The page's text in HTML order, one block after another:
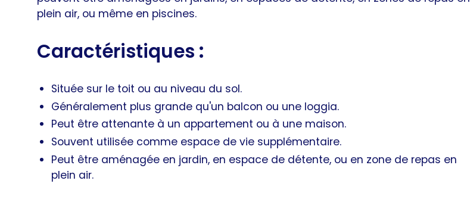
plein air, ou même en piscines.
Caractéristiques :
Située sur le toit ou au niveau du sol.
Généralement plus grande qu'un balcon ou une loggia.
Peut être attenante à un appartement ou à une maison.
Souvent utilisée comme espace de vie supplémentaire.
Peut être aménagée en jardin, en espace de détente, ou en zone de repas en
plein air.